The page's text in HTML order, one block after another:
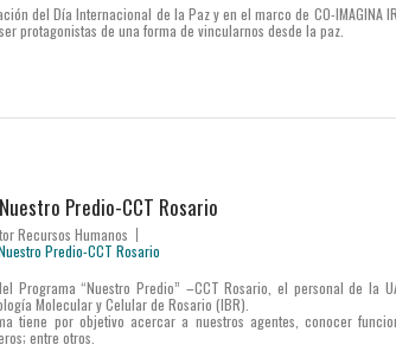
del Día Internacional de la Paz y en el marco de CO-IMAGINA
protagonistas de una forma de vincularnos desde la paz.
Predio-CCT Rosario
Recursos Humanos
Programa “Nuestro Predio” –CCT Rosario, el personal de
Molecular y Celular de Rosario (IBR).
tiene por objetivo acercar a nuestros agentes, conocer
entre otros.